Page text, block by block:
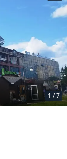
1 /7